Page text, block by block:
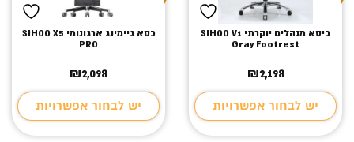
כיסא מנהלים יוקרתי SIHOO V1
Gray Footrest
₪2,198
יש לבחור אפשרויות
כסא גיימינג ארגונומי SIHOO X5
PRO
₪2,098
יש לבחור אפשרויות